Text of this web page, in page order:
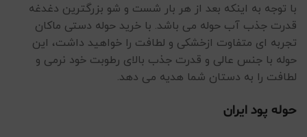
با توجه به اینکه بعد از هر بار شست و شو بزرگترین دغدغه
قدرت جذب آب حوله می باشد. با خرید حوله دستی ماکان
تجربه ای متفاوت ازخشکی و لطافت را خواهید داشت، این
حوله با جنس عالی و قدرت جذب بالای رطوبت خود نرمی و
لطافت را به دستان شما هدیه می دهد.
حوله پود ایران